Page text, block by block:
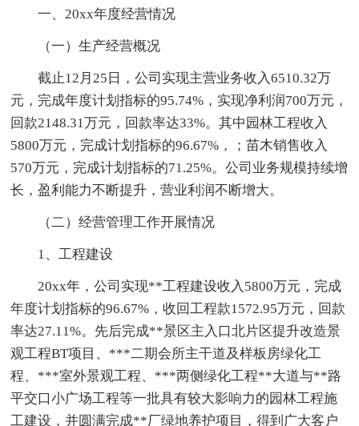
一、20xx年度经营情况
（一）生产经营概况
截止12月25日，公司实现主营业务收入6510.32万
元，完成年度计划指标的95.74%，实现净利润700万元，
回款2148.31万元，回款率达33%。其中园林工程收入
5800万元，完成计划指标的96.67%，；苗木销售收入
570万元，完成计划指标的71.25%。公司业务规模持续增
长，盈利能力不断提升，营业利润不断增大。
（二）经营管理工作开展情况
1、工程建设
20xx年，公司实现**工程建设收入5800万元，完成
年度计划指标的96.67%，收回工程款1572.95万元，回款
率达27.11%。先后完成**景区主入口北片区提升改造景
观工程BT项目、***二期会所主干道及样板房绿化工
程、***室外景观工程、***两侧绿化工程**大道与**路
平交口小广场工程等一批具有较大影响力的园林工程施
工建设，并圆满完成**厂绿地养护项目，得到广大客户